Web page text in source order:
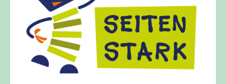
frieden-fragen.de ist ein Internet-Angebot für
Kinder, Eltern und ErzieherInnen das zu
Fragen von Krieg und Frieden, Streit und
Gewalt informiert und einen Austausch zu
diesem Themenbereich ermöglicht. frieden-
fragen.de bietet Antworten auf wichtige